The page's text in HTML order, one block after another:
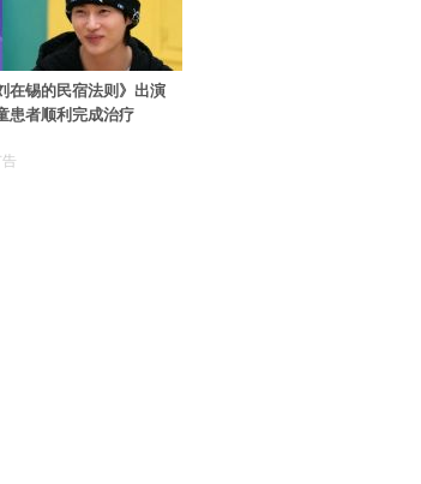
在锡的民宿法则》出演
患者顺利完成治疗
告